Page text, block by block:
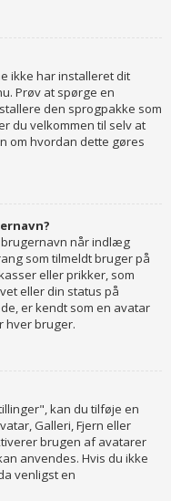
ikke har installeret dit
Prøv at spørge en
den sprogpakke som
du velkommen til selv at
om hvordan dette gøres
brugernavn når indlæg
som tilmeldt bruger på
eller prikker, som
eller din status på
er kendt som en avatar
hver bruger.
kan du tilføje en
Galleri, Fjern eller
brugen af avatarer
anvendes. Hvis du ikke
venligst en